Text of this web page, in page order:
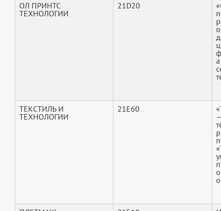
ОЛ ПРИНТС
ТЕХНОЛОГИИ
21D20
ТЕКСТИЛЬ И
ТЕХНОЛОГИИ
21E60